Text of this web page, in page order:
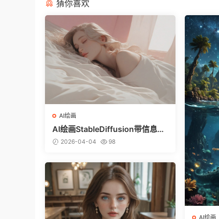
猜你喜欢
AI绘画
AI绘画StableDiffusion带信息样
图（civitai.com网站精选）-躺在
2026-04-04 98
AI绘画